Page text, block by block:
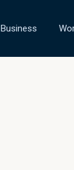
Business